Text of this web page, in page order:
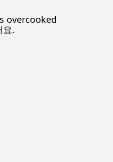
overcooked
요.